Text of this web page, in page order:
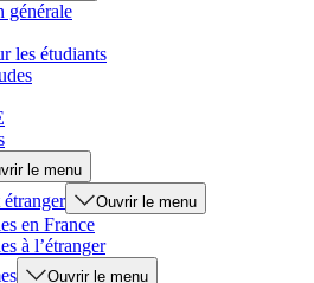
générale
les étudiants
le menu
étranger Ouvrir le menu
en France
à l’étranger
Ouvrir le menu